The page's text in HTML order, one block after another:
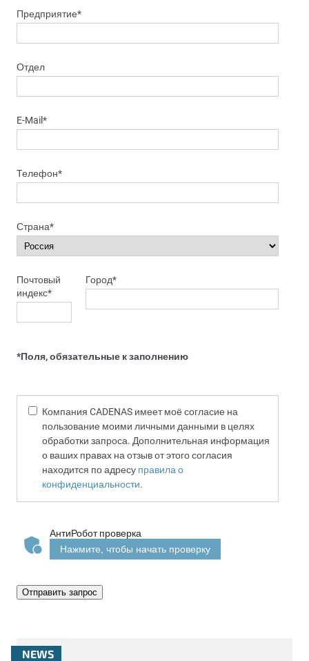
Предприятие*
Отдел
E-Mail*
Телефон*
Страна*
Почтовый
индекс*
Город*
*Поля, обязательные к заполнению
Компания CADENAS имеет моё согласие на
пользование моими личными данными в целях
обработки запроса. Дополнительная информация
о ваших правах на отзыв от этого согласия
находится по адресу правила о
конфиденциальности.
АнтиРобот проверка
Нажмите, чтобы начать проверку
Отправить запрос
NEWS